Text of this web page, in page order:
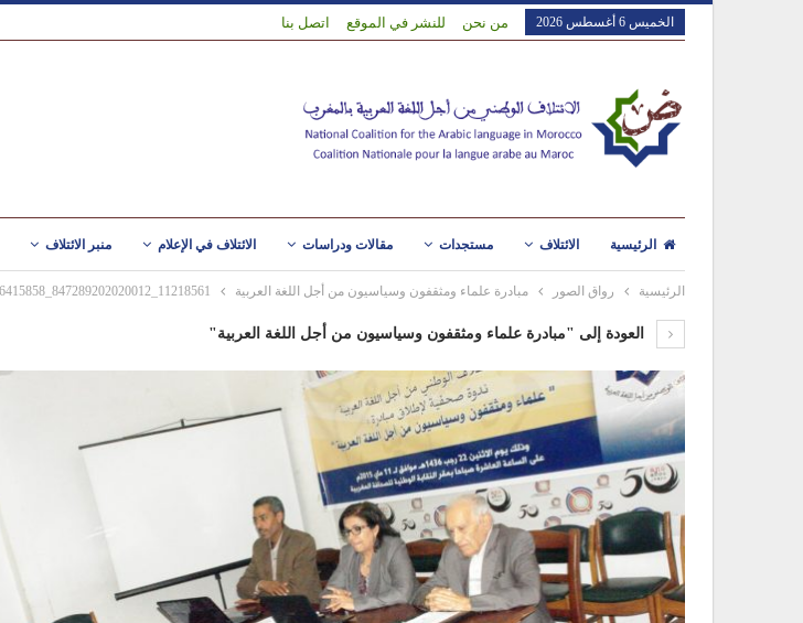
الخميس 6 أغسطس 2026 من نحن للنشر في الموقع اتصل بنا
الرئيسية الائتلاف مستجدات مقالات ودراسات الائتلاف في الإعلام منبر الائتلاف
الرئيسية رواق الصور مبادرة علماء ومثقفون وسياسيون من أجل اللغة العربية 11218561_847289202020012_3923476351226415858_o
العودة إلى "مبادرة علماء ومثقفون وسياسيون من أجل اللغة العربية"